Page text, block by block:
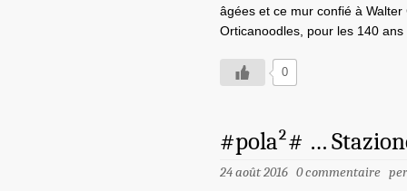
âgées et ce mur confié à
Orticanoodles, pour les 140
0
#pola²# …
24 août 2016 0 commentaire